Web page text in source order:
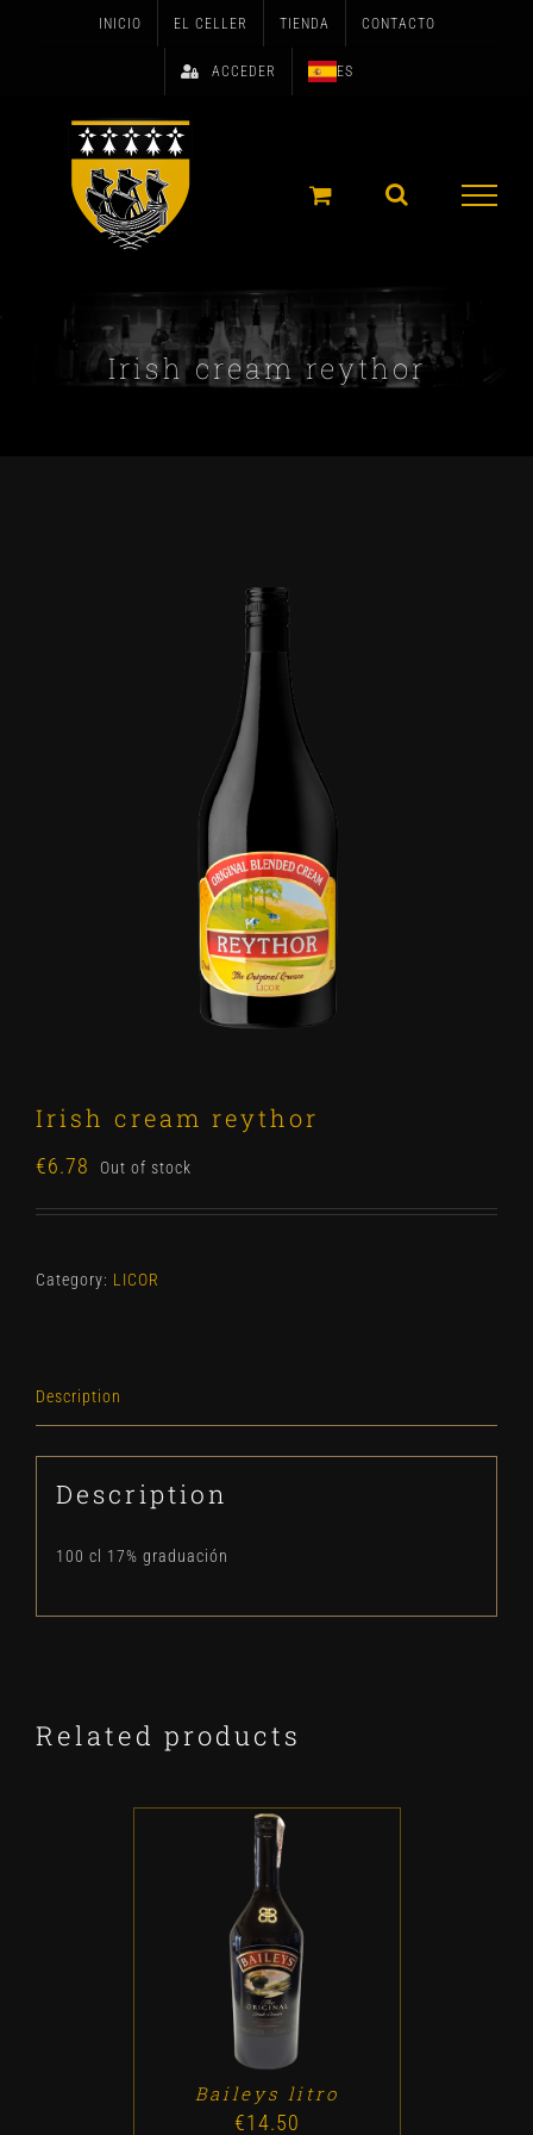
INICIO EL CELLER TIENDA CONTACTO
ACCEDER ES
Irish cream reythor
Irish cream reythor
€6.78 Out of stock
Category: LICOR
Description
Description
100 cl 17% graduación
Related products
ADD TO CART / DETALLES
Baileys litro
€14.50